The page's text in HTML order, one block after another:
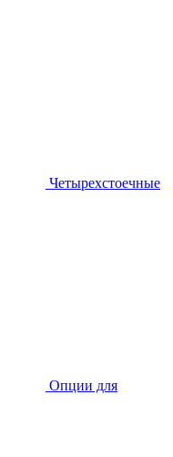
Четырехстоечные
Опции для